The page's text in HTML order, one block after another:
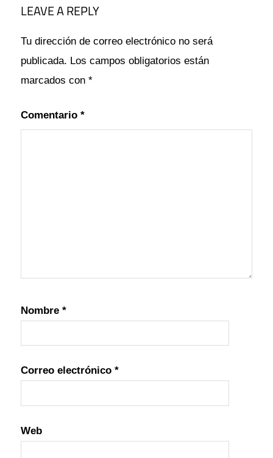
PARA
SUPERPOSICIÓN
LEAVE A REPLY
Tu dirección de correo electrónico no será
publicada. Los campos obligatorios están
marcados con *
Comentario *
Nombre *
Correo electrónico *
Web